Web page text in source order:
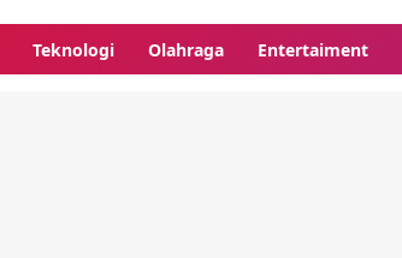
Teknologi Olahraga Entertaiment